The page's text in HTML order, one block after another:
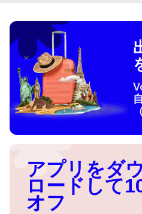
アプリをダ
ロードして
オフ